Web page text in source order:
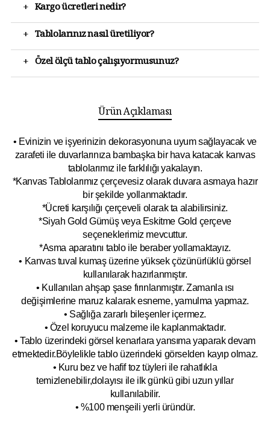
+ Kargo ücretleri nedir?
+ Tablolarınız nasıl üretiliyor?
+ Özel ölçü tablo çalışıyormusunuz?
Ürün Açıklaması
• Evinizin ve işyerinizin dekorasyonuna uyum sağlayacak ve
zarafeti ile duvarlarınıza bambaşka bir hava katacak kanvas
tablolarımız ile farklılığı yakalayın.
*Kanvas Tablolarımız çerçevesiz olarak duvara asmaya hazır
bir şekilde yollanmaktadır.
*Ücreti karşılığı çerçeveli olarak ta alabilirsiniz.
*Siyah Gold Gümüş veya Eskitme Gold çerçeve
seçeneklerimiz mevcuttur.
*Asma aparatını tablo ile beraber yollamaktayız.
• Kanvas tuval kumaş üzerine yüksek çözünürlüklü görsel
kullanılarak hazırlanmıştır.
• Kullanılan ahşap şase fırınlanmıştır. Zamanla ısı
değişimlerine maruz kalarak esneme, yamulma yapmaz.
• Sağlığa zararlı bileşenler içermez.
• Özel koruyucu malzeme ile kaplanmaktadır.
• Tablo üzerindeki görsel kenarlara yansıma yaparak devam
etmektedir.Böylelikle tablo üzerindeki görselden kayıp olmaz.
• Kuru bez ve hafif toz tüyleri ile rahatlıkla
temizlenebilir,dolayısı ile ilkgünkü gibi uzun yıllar
kullanılabilir.
• %100 menşeili yerli üründür.